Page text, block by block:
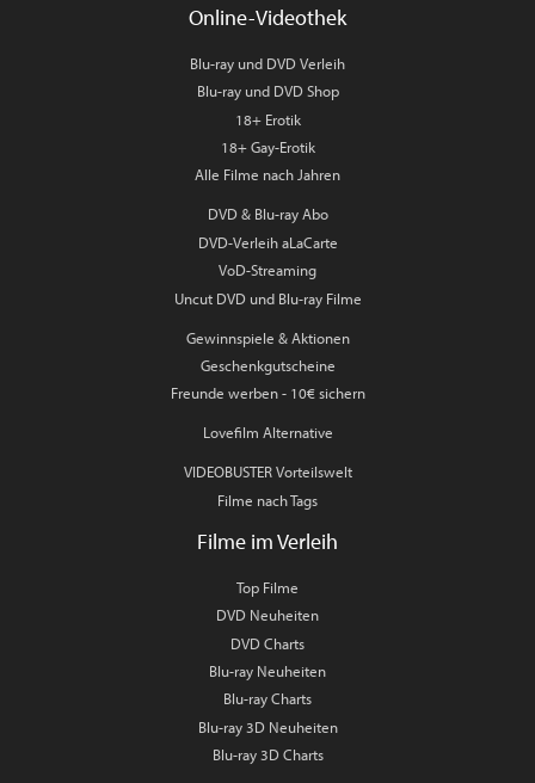
Online-Videothek
Blu-ray und DVD Verleih
Blu-ray und DVD Shop
18+ Erotik
18+ Gay-Erotik
Alle Filme nach Jahren
DVD & Blu-ray Abo
DVD-Verleih aLaCarte
VoD-Streaming
Uncut DVD und Blu-ray Filme
Gewinnspiele & Aktionen
Geschenkgutscheine
Freunde werben - 10€ sichern
Lovefilm Alternative
VIDEOBUSTER Vorteilswelt
Filme nach Tags
Filme im Verleih
Top Filme
DVD Neuheiten
DVD Charts
Blu-ray Neuheiten
Blu-ray Charts
Blu-ray 3D Neuheiten
Blu-ray 3D Charts